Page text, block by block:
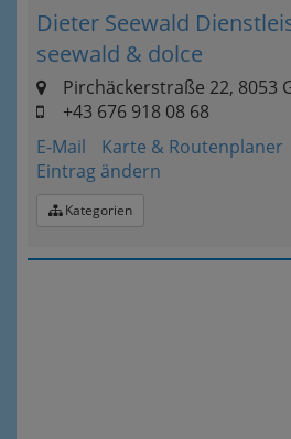
Dieter Seewald
seewald & dolce
Pirchäckerstraße 22, 8053
+43 676 918 08 68
E-Mail
Karte & Routenplaner
Eintrag ändern
Kategorien